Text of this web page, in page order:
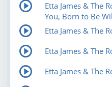
Etta James & The
You, Born to Be
Etta James & The
Etta James & The
Etta James & The